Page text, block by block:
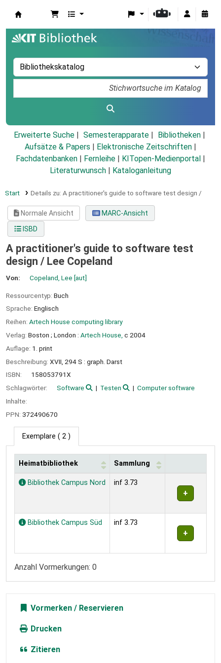
Erweiterte Suche Semesterapparate
Bibliotheken
Aufsätze & Papers
Elektronische Zeitschriften
Fachdatenbanken
Fernleihe KITopen-Medienportal
Literaturwunsch
Kataloganleitung
Start Details zu: A practitioner's guide to software test design /
Normale Ansicht
MARC-Ansicht
ISBD
A practitioner's guide to software test
design / Lee Copeland
Von: Copeland, Lee [aut]
Ressourcentyp: Buch
Sprache: Englisch
Reihen: Artech House computing library
Verlag: Boston ; London : Artech House, c 2004
Auflage: 1. print
Beschreibung: XVII, 294 S : graph. Darst
ISBN:
158053791X
Schlagwörter:
Software Testen
Computer software
Inhalte:
PPN: 372490670
Exemplare ( 2 )
Exemplare
Heimatbibliothek Sammlung
Bibliothek Campus Nord inf 3.73
Bibliothek Campus Süd inf 3.73
Anzahl Vormerkungen: 0
Vormerken
Drucken
Zitieren